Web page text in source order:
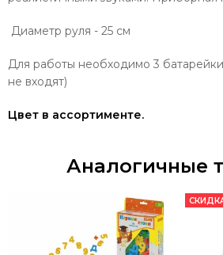
Диаметр руля - 25 см
Для работы необходимо 3
не входят)
Цвет в ассортименте.
Аналогичные